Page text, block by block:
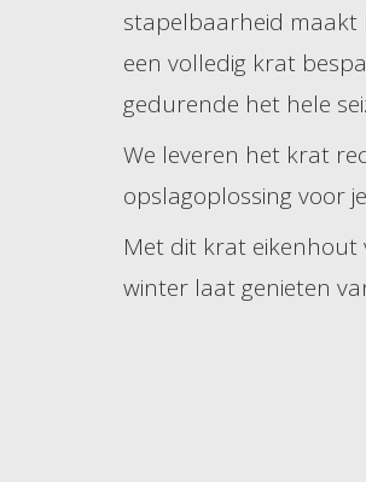
stapelbaarheid maakt
een volledig krat
gedurende het hele
We leveren het krat
opslagoplossing voor
Met dit krat eikenhout
winter laat genieten